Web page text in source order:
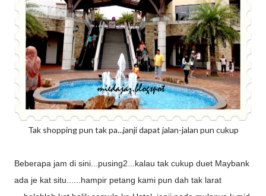
Tak shopping pun tak pa...janji dapat jalan-jalan pun cukup
Beberapa jam di sini...pusing2...kalau tak cukup duet Maybank
ada je kat situ......hampir petang kami pun dah tak larat